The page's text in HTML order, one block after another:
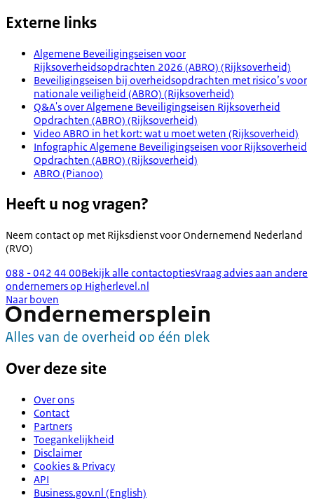
Externe links
Algemene Beveiligingseisen voor
Rijksoverheidsopdrachten 2026 (ABRO) (Rijksoverheid)
Beveiligingseisen bij overheidsopdrachten met risico’s voor
nationale veiligheid (ABRO) (Rijksoverheid)
Q&A's over Algemene Beveiligingseisen Rijksoverheid
Opdrachten (ABRO) (Rijksoverheid)
Video ABRO in het kort: wat u moet weten (Rijksoverheid)
Infographic Algemene Beveiligingseisen voor Rijksoverheid
Opdrachten (ABRO) (Rijksoverheid)
ABRO (Pianoo)
Heeft u nog vragen?
Neem contact op met Rijksdienst voor Ondernemend Nederland
(RVO)
088 - 042 44 00Bekijk alle contactoptiesVraag advies aan andere
ondernemers op Higherlevel.nl
Naar boven
Over deze site
Over ons
Contact
Partners
Toegankelijkheid
Disclaimer
Cookies & Privacy
API
Business.gov.nl (English)